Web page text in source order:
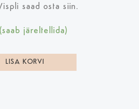
saad osta siin.
järeltellida)
LISA KORVI